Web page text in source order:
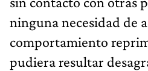
ninguna necesidad de
comportamiento
pudiera resultar